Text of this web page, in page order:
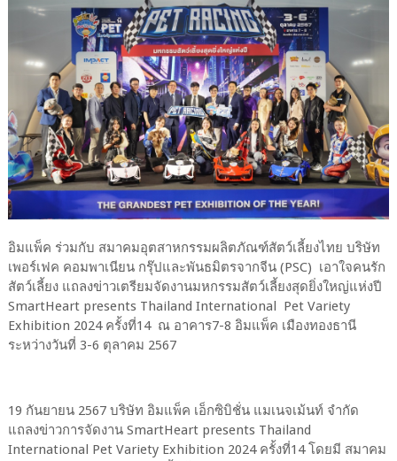
อิมแพ็ค ร่วมกับ สมาคมอุตสาหกรรมผลิตภัณฑ์สัตว์เลี้ยงไทย บริษัท
เพอร์เฟค คอมพาเนียน กรุ๊ปและพันธมิตรจากจีน (PSC) เอาใจคนรัก
สัตว์เลี้ยง แถลงข่าวเตรียมจัดงานมหกรรมสัตว์เลี้ยงสุดยิ่งใหญ่แห่งปี
SmartHeart presents Thailand International Pet Variety
Exhibition 2024 ครั้งที่14 ณ อาคาร7-8 อิมแพ็ค เมืองทองธานี
ระหว่างวันที่ 3-6 ตุลาคม 2567
19 กันยายน 2567 บริษัท อิมแพ็ค เอ็กซิบิชั่น แมเนจเม้นท์ จำกัด
แถลงข่าวการจัดงาน SmartHeart presents Thailand
International Pet Variety Exhibition 2024 ครั้งที่14 โดยมี สมาคม